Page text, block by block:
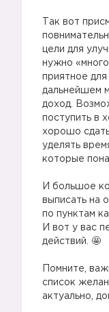
Так вот
цели для
нужно
приятное для
дальнейшем
доход.
поступить в
хорошо
уделять
которые
И большое
выписать на
по пунктам
И вот у вас
действий. 🤩
Помните,
список
актуально,